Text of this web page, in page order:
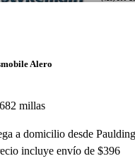
Alero
millas
a domicilio desde
incluye envío de $396